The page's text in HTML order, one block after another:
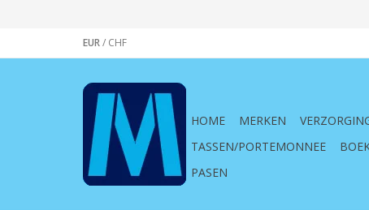
EUR/ CHF
HOME MERKEN
TASSEN/PORTEMONNEE
PASEN